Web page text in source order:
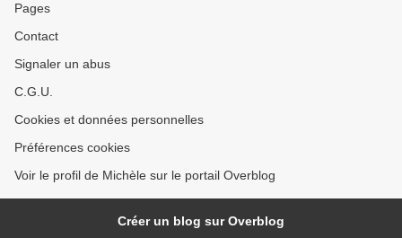
Pages
Contact
Signaler un abus
C.G.U.
Cookies et données personnelles
Préférences cookies
Voir le profil de Michèle sur le portail Overblog
Créer un blog sur Overblog